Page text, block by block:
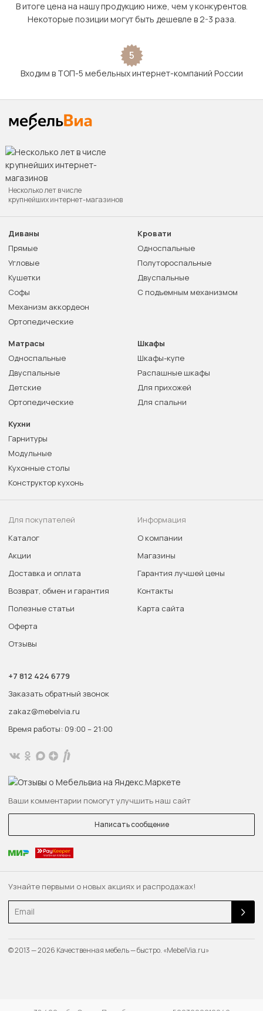
В итоге цена на нашу продукцию ниже, чем у конкурентов.
Некоторые позиции могут быть дешевле в 2-3 раза.
5
Входим в ТОП-5 мебельных интернет-компаний России
Узнайте первыми о новых акциях и распродажах!
Email
Несколько лет в числе
крупнейших интернет-магазинов
Диваны
Прямые
Угловые
Кушетки
Софы
Механизм аккордеон
Ортопедические
Кровати
Односпальные
Полутороспальные
Двуспальные
С подъемным механизмом
Матрасы
Односпальные
Двуспальные
Детские
Ортопедические
Шкафы
Шкафы-купе
Распашные шкафы
Для прихожей
Для спальни
Кухни
Гарнитуры
Модульные
Кухонные столы
Конструктор кухонь
Для покупателей
Каталог
Акции
Доставка и оплата
Возврат, обмен и гарантия
Полезные статьи
Оферта
Отзывы
Информация
О компании
Магазины
Гарантия лучшей цены
Контакты
Карта сайта
+7 812 424 6779
Заказать обратный звонок
zakaz@mebelvia.ru
Время работы: 09:00 – 21:00
Ваши комментарии помогут улучшить наш сайт
Написать сообщение
© 2013 — 2026 Качественная мебель — быстро. «MebelVia.ru»